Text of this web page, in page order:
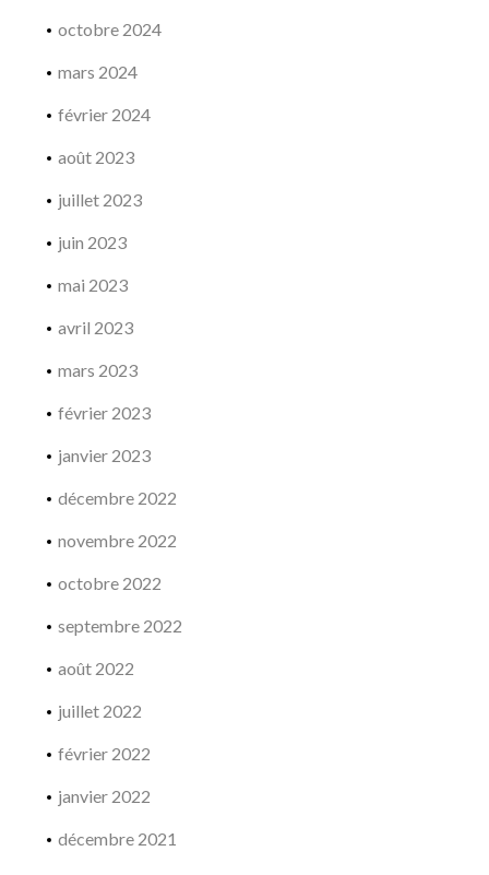
octobre 2024
mars 2024
février 2024
août 2023
juillet 2023
juin 2023
mai 2023
avril 2023
mars 2023
février 2023
janvier 2023
décembre 2022
novembre 2022
octobre 2022
septembre 2022
août 2022
juillet 2022
février 2022
janvier 2022
décembre 2021